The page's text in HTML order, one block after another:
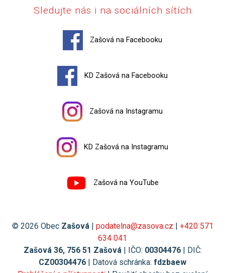
Sledujte nás i na sociálních sítích
Zašová na Facebooku
KD Zašová na Facebooku
Zašová na Instagramu
KD Zašová na Instagramu
Zašová na YouTube
© 2026 Obec Zašová | podatelna@zasova.cz | +420 571
634 041
Zašová 36, 756 51 Zašová | IČO: 00304476| DIČ:
CZ00304476 | Datová schránka: fdzbaew